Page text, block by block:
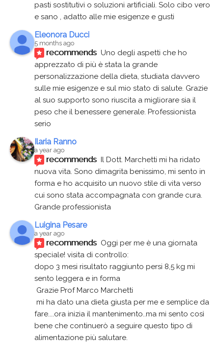
pasti sostitutivi o soluzioni artificiali. Solo cibo vero
e sano , adatto alle mie esigenze e gusti
Eleonora Ducci
5 months ago
recommends Uno degli aspetti che ho
apprezzato di più è stata la grande
personalizzazione della dieta, studiata davvero
sulle mie esigenze e sul mio stato di salute. Grazie
al suo supporto sono riuscita a migliorare sia il
peso che il benessere generale. Professionista
serio
Ilaria Ranno
a year ago
recommends Il Dott. Marchetti mi ha ridato
nuova vita. Sono dimagrita benissimo, mi sento in
forma e ho acquisito un nuovo stile di vita verso
cui sono stata accompagnata con grande cura.
Grande professionista
Luigina Pesare
a year ago
recommends Oggi per me è una giornata
speciale! visita di controllo:
dopo 3 mesi risultato raggiunto persi 8,5 kg mi
sento leggera e in forma
Grazie Prof Marco Marchetti
fare....ora inizia il mantenimento..ma mi sento così
bene che continuerò a seguire questo tipo di
alimentazione più salutare.